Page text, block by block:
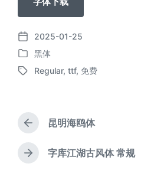
发
布
日
2025-01-25
发
布
黑体
标
Regular, ttf, 免费
上
篇
文
章
昆明海鸥体
下
字库江湖古风体 常规